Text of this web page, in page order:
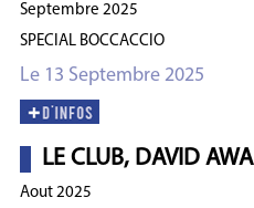
Septembre 2025
SPECIAL BOCCACCIO
Le 13 Septembre 2025
LE CLUB, DAVID AWA
Aout 2025